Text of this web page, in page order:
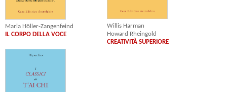
Maria Höller-Zangenfeind
IL CORPO DELLA VOCE
Willis Harman
Howard Rheingold
CREATIVITÀ SUPERIORE